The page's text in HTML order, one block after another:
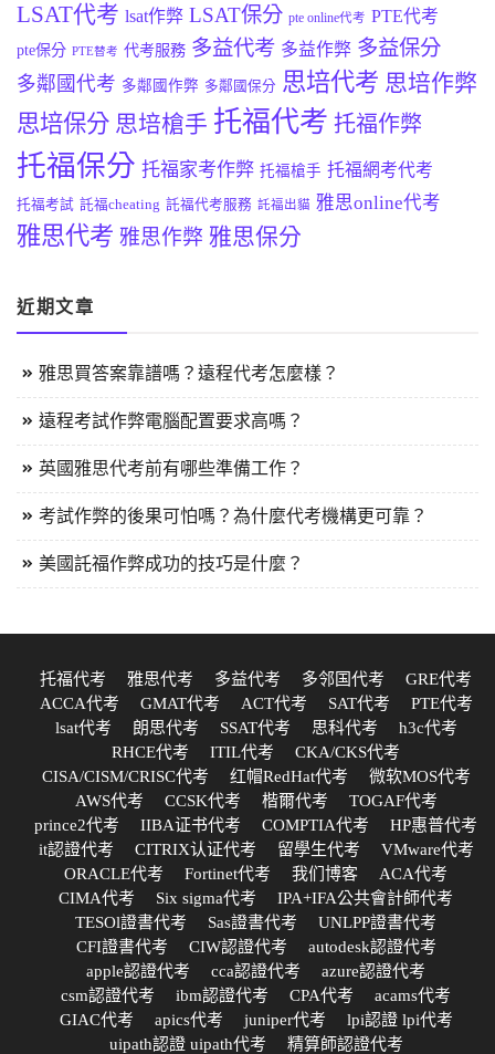
LSAT代考 lsat作弊 LSAT保分 pte online代考 PTE代考
pte保分 PTE替考 代考服務 多益代考 多益作弊 多益保分
多鄰國代考 多鄰國作弊 多鄰國保分 思培代考 思培作弊
思培保分 思培槍手 托福代考 托福作弊
托福保分 托福家考作弊 托福槍手 托福網考代考
托福考試 託福cheating 託福代考服務 託福出貓 雅思online代考
雅思代考 雅思作弊 雅思保分
近期文章
雅思買答案靠譜嗎？遠程代考怎麼樣？
遠程考試作弊電腦配置要求高嗎？
英國雅思代考前有哪些準備工作？
考試作弊的後果可怕嗎？為什麼代考機構更可靠？
美國託福作弊成功的技巧是什麼？
托福代考 雅思代考 多益代考 多邻国代考
GRE代考
ACCA代考
GMAT代考 ACT代考 SAT代考
PTE代考
lsat代考
朗思代考 SSAT代考 思科代考
h3c代考
RHCE代考
ITIL代考
CKA/CKS代考
CISA/CISM/CRISC代考
红帽RedHat代考
微软MOS代考
AWS代考
CCSK代考 楷爾代考
TOGAF代考
prince2代考
IIBA证书代考 COMPTIA代考
HP惠普代考
it認證代考
CITRIX认证代考 留學生代考
VMware代考
ORACLE代考
Fortinet代考 我们博客
ACA代考
CIMA代考
Six sigma代考
IPA+IFA公共會計師代考
TESOl證書代考
Sas證書代考
UNLPP證書代考
CFI證書代考
CIW認證代考
autodesk認證代考
apple認證代考
cca認證代考
azure認證代考
csm認證代考
ibm認證代考 CPA代考
acams代考
GIAC代考
apics代考 juniper代考
lpi認證 lpi代考
uipath認證 uipath代考
精算師認證代考